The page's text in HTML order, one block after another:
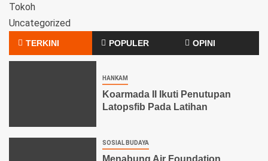
Tokoh
Uncategorized
TERKINI POPULER OPINI
HANKAM
Koarmada II Ikuti Penutupan
Latopsfib Pada Latihan
SOSIAL BUDAYA
Menabung Air Foundation